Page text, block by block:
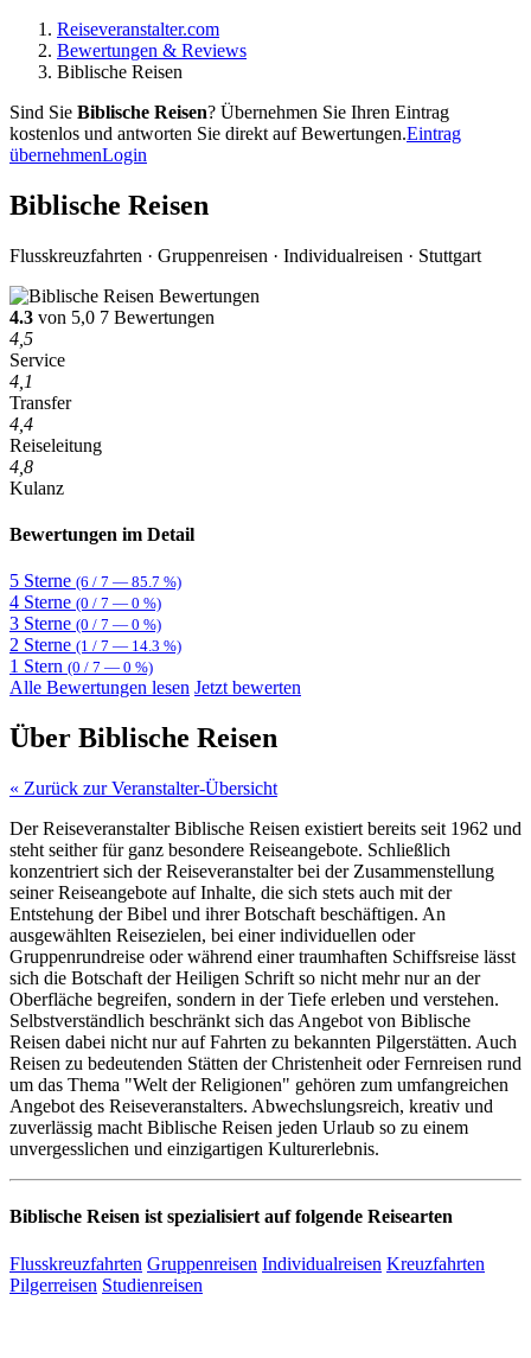
Reiseveranstalter.com
Bewertungen & Reviews
Biblische Reisen
Sind Sie Biblische Reisen? Übernehmen Sie Ihren Eintrag
kostenlos und antworten Sie direkt auf Bewertungen.Eintrag
übernehmenLogin
Biblische Reisen
Flusskreuzfahrten · Gruppenreisen · Individualreisen · Stuttgart
4.3 von 5,0 7 Bewertungen
4,5
Service
4,1
Transfer
4,4
Reiseleitung
4,8
Kulanz
Bewertungen im Detail
5 Sterne (6 / 7 — 85.7 %)
4 Sterne (0 / 7 — 0 %)
3 Sterne (0 / 7 — 0 %)
2 Sterne (1 / 7 — 14.3 %)
1 Stern (0 / 7 — 0 %)
Alle Bewertungen lesen Jetzt bewerten
Über Biblische Reisen
« Zurück zur Veranstalter-Übersicht
Der Reiseveranstalter Biblische Reisen existiert bereits seit 1962 und
steht seither für ganz besondere Reiseangebote. Schließlich
konzentriert sich der Reiseveranstalter bei der Zusammenstellung
seiner Reiseangebote auf Inhalte, die sich stets auch mit der
Entstehung der Bibel und ihrer Botschaft beschäftigen. An
ausgewählten Reisezielen, bei einer individuellen oder
Gruppenrundreise oder während einer traumhaften Schiffsreise lässt
sich die Botschaft der Heiligen Schrift so nicht mehr nur an der
Oberfläche begreifen, sondern in der Tiefe erleben und verstehen.
Selbstverständlich beschränkt sich das Angebot von Biblische
Reisen dabei nicht nur auf Fahrten zu bekannten Pilgerstätten. Auch
Reisen zu bedeutenden Stätten der Christenheit oder Fernreisen rund
um das Thema "Welt der Religionen" gehören zum umfangreichen
Angebot des Reiseveranstalters. Abwechslungsreich, kreativ und
zuverlässig macht Biblische Reisen jeden Urlaub so zu einem
unvergesslichen und einzigartigen Kulturerlebnis.
Biblische Reisen ist spezialisiert auf folgende Reisearten
Flusskreuzfahrten Gruppenreisen Individualreisen Kreuzfahrten
Pilgerreisen Studienreisen